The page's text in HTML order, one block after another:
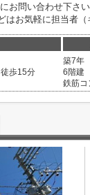
お問い合わせ下さ
お気軽に担当者
徒歩15分
築7年
6階建
鉄筋コ